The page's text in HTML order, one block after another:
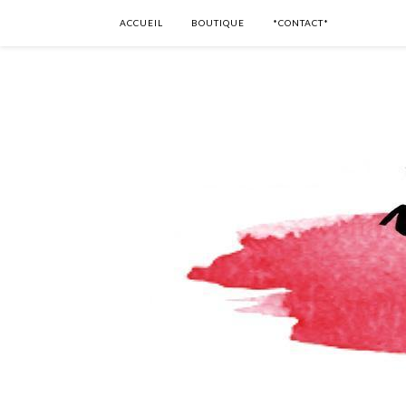
ACCUEIL BOUTIQUE *CONTACT*